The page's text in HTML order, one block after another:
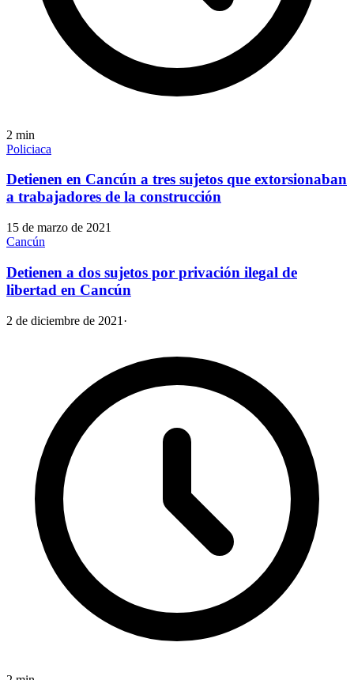
2 min
Policiaca
Detienen en Cancún a tres sujetos que extorsionaban
a trabajadores de la construcción
15 de marzo de 2021
Cancún
Detienen a dos sujetos por privación ilegal de
libertad en Cancún
2 de diciembre de 2021 ·